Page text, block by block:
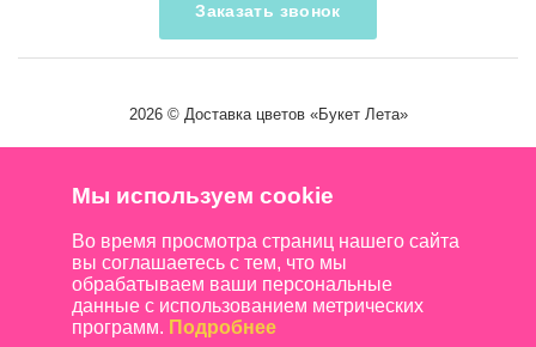
Заказать звонок
2026 © Доставка цветов«Букет Лета»
Мы используем cookie
Во время просмотра страниц нашего сайта
вы соглашаетесь с тем, что мы
обрабатываем ваши персональные
данные с использованием метрических
программ. Подробнее